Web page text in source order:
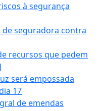
à segurança
de seguradora contra
recursos que pedem
será empossada
17
de emendas